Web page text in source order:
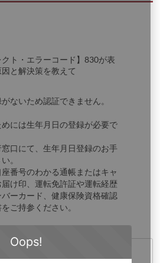
クト・エラーコード】830が表
と解決策を教えて
ないため認証できません。
には生年月日の登録が必要で
口にて、生年月日登録のお手
。
番号のわかる通帳またはキャ
け印、運転免許証や運転経歴
ーカード、健康保険資格確認
ご持参ください。